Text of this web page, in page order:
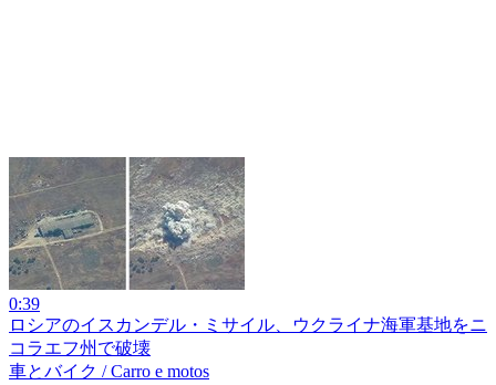
0:39
ロシアのイスカンデル・ミサイル、ウクライナ海軍基地をニ
コラエフ州で破壊
車とバイク / Carro e motos